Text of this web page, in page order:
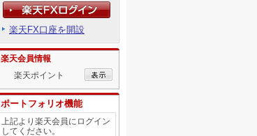
楽天FX口座を開設
楽天会員情報
楽天ポイント
ポートフォリオ機能
上記より楽天会員にログイン
してください。